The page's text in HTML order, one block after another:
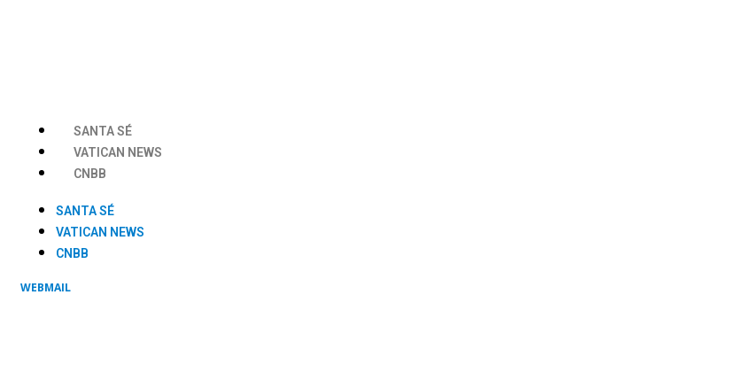
SANTA SÉ
VATICAN NEWS
CNBB
SANTA SÉ
VATICAN NEWS
CNBB
WEBMAIL